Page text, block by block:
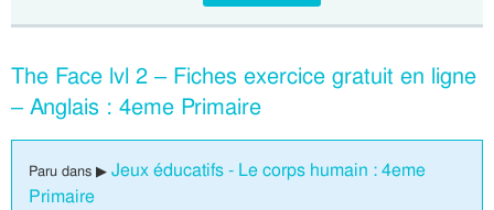
The Face lvl 2 – Fiches exercice gratuit en ligne
– Anglais : 4eme Primaire
Paru dans ▶ Jeux éducatifs - Le corps humain : 4eme
Primaire